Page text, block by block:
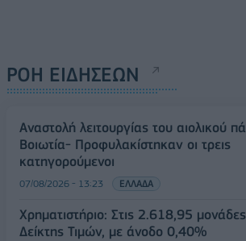
ΡΟΗ ΕΙΔΗΣΕΩΝ
Αναστολή λειτουργίας του αιολικού
Βοιωτία- Προφυλακίστηκαν οι τρεις
κατηγορούμενοι
07/08/2026 - 13:23 ΕΛΛΑΔΑ
Χρηματιστήριο: Στις 2.618,95
Δείκτης Τιμών, με άνοδο 0,40%